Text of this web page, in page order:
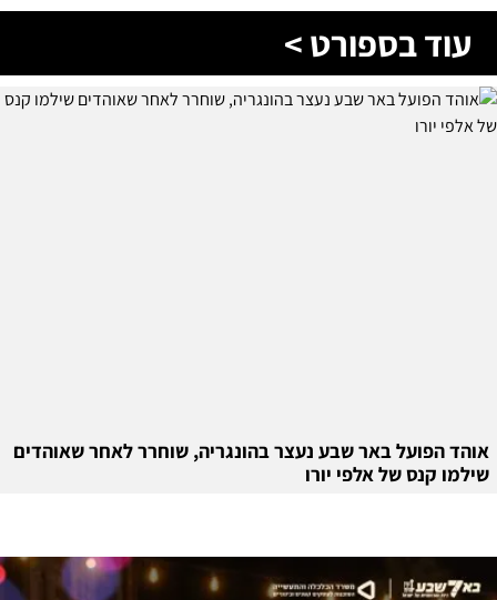
עוד בספורט >
אוהד הפועל באר שבע נעצר בהונגריה, שוחרר לאחר שאוהדים
שילמו קנס של אלפי יורו